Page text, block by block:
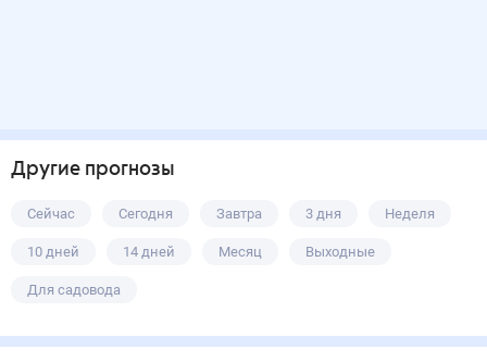
Другие прогнозы
Сейчас Сегодня Завтра 3 дня Неделя
10 дней 14 дней Месяц Выходные
Для садовода